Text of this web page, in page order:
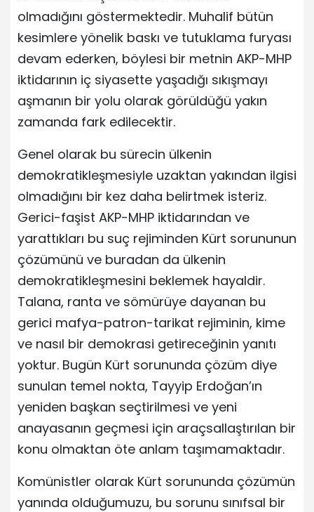
olmadığını göstermektedir. Muhalif bütün
kesimlere yönelik baskı ve tutuklama furyası
devam ederken, böylesi bir metnin AKP-MHP
iktidarının iç siyasette yaşadığı sıkışmayı
aşmanın bir yolu olarak görüldüğü yakın
zamanda fark edilecektir.
Genel olarak bu sürecin ülkenin
demokratikleşmesiyle uzaktan yakından ilgisi
olmadığını bir kez daha belirtmek isteriz.
Gerici-faşist AKP-MHP iktidarından ve
yarattıkları bu suç rejiminden Kürt sorununun
çözümünü ve buradan da ülkenin
demokratikleşmesini beklemek hayaldir.
Talana, ranta ve sömürüye dayanan bu
gerici mafya-patron-tarikat rejiminin, kime
ve nasıl bir demokrasi getireceğinin yanıtı
yoktur. Bugün Kürt sorununda çözüm diye
sunulan temel nokta, Tayyip Erdoğan’ın
yeniden başkan seçtirilmesi ve yeni
anayasanın geçmesi için araçsallaştırılan bir
konu olmaktan öte anlam taşımamaktadır.
Komünistler olarak Kürt sorununda çözümün
yanında olduğumuzu, bu sorunu sınıfsal bir